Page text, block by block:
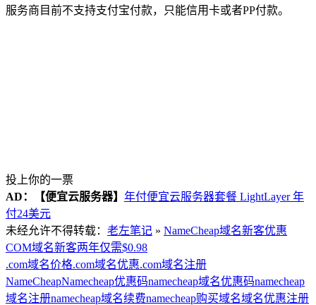
服务商目前不支持支付宝付款，只能信用卡或者PP付款。
投上你的一票
AD：
【便宜云服务器】 年付便宜云服务器套餐 LightLayer 年
付24美元
未经允许不得转载： 老左笔记 » NameCheap域名新客优惠
COM域名新客两年仅需$0.98
.com域名价格.com域名优惠.com域名注册
NameCheapNamecheap优惠码namecheap域名优惠码namecheap
域名注册namecheap域名续费namecheap购买域名域名优惠注册